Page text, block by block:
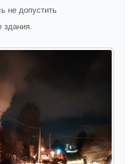
не допустить
здания.